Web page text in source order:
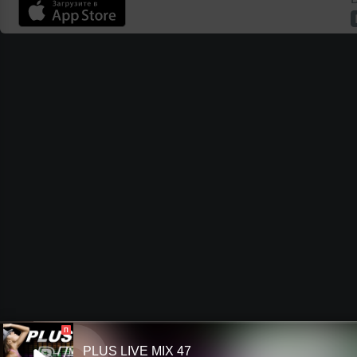
П
PLUS LIVE MIX 47